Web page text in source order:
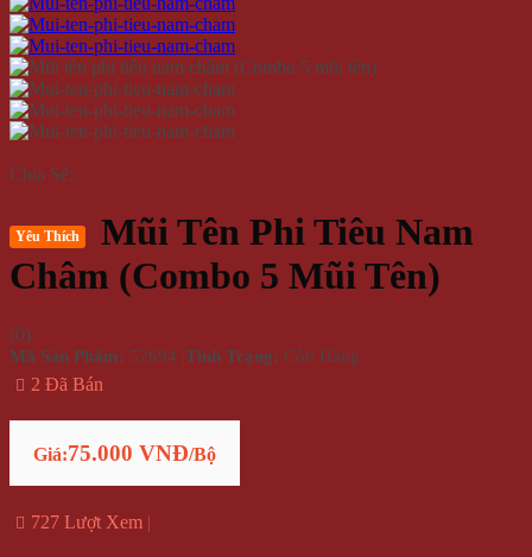
Chia Sẻ:
Yêu Thích
Mũi Tên Phi Tiêu Nam
Châm (Combo 5 Mũi Tên)
(0)
Mã Sản Phẩm: 52694 |Tình Trạng: Còn Hàng
2 Đã Bán
Giá:75.000 VNĐ/Bộ
727 Lượt Xem